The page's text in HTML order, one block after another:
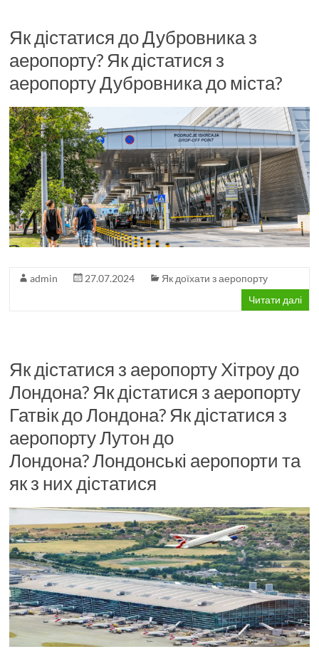
Як дістатися до Дубровника з
аеропорту? Як дістатися з
аеропорту Дубровника до міста?
admin 27.07.2024
Як доїхати з аеропорту
Читати далі
Як дістатися з аеропорту Хітроу до
Лондона? Як дістатися з аеропорту
Гатвік до Лондона? Як дістатися з
аеропорту Лутон до
Лондона? Лондонські аеропорти та
як з них дістатися